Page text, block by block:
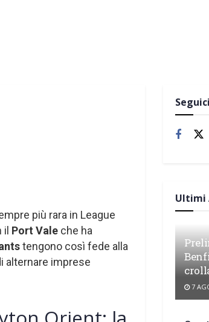
più rara in League
Port Vale che ha
tengono così fede alla
alternare imprese
Seguici
Ultimi
7